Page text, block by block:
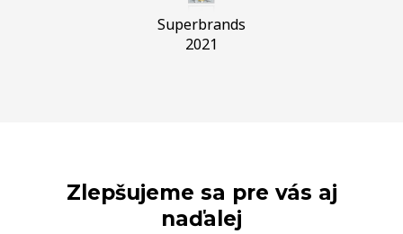
Superbrands
2021
Zlepšujeme sa pre vás aj
naďalej